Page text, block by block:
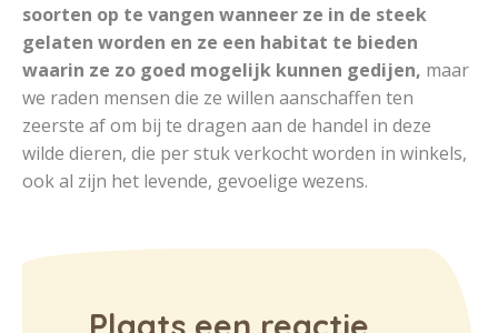
soorten op te vangen wanneer ze in de steek
gelaten worden en ze een habitat te bieden
waarin ze zo goed mogelijk kunnen gedijen, maar
we raden mensen die ze willen aanschaffen ten
zeerste af om bij te dragen aan de handel in deze
wilde dieren, die per stuk verkocht worden in winkels,
ook al zijn het levende, gevoelige wezens.